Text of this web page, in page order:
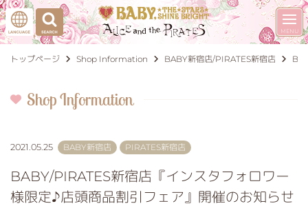
トップページ Shop Information BABY新宿店 PIRATES新宿店
Shop Information
2021.05.25 BABY新宿店 PIRATES新宿店
BABY/PIRATES新宿店『インスタフォロワー
様限定♪店頭商品割引フェア』開催のお知らせ